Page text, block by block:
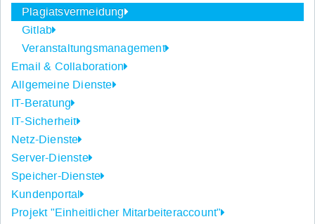
Plagiatsvermeidung
Gitlab
Veranstaltungsmanagement
Email & Collaboration
Allgemeine Dienste
IT-Beratung
IT-Sicherheit
Netz-Dienste
Server-Dienste
Speicher-Dienste
Kundenportal
Projekt "Einheitlicher Mitarbeiteraccount"